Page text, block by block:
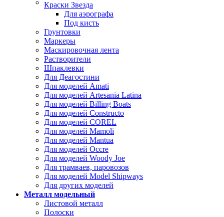
Краски Звезда
Для аэрографа
Под кисть
Грунтовки
Маркеры
Маскировочная лента
Растворители
Шпаклевки
Для Деагостини
Для моделей Amati
Для моделей Artesania Latina
Для моделей Billing Boats
Для моделей Constructo
Для моделей COREL
Для моделей Mamoli
Для моделей Mantua
Для моделей Occre
Для моделей Woody Joe
Для трамваев, паровозов
Для моделей Model Shipways
Для других моделей
Металл модельный
Листовой металл
Полоски